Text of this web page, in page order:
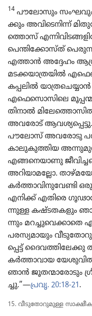
14 പൗലോ​സും സംഘവും
ക്കും അവി​ടെ​നിന്ന്‌
ത്തൊസ്‌
പെന്തി​ക്കോ​സ്‌ത്‌
എത്താൻ അദ്ദേഹം
മടക്കയാ​ത്ര​യിൽ
കപ്പലിൽ
എഫെ​സൊ​സി​ലെ
തി​നാൽ
അവരോട്‌
പൗലോസ്‌ അവരോ​ടു
കാലു​കു​ത്തിയ
എങ്ങനെ​യാ​ണു
അറിയാ​മ​ല്ലോ.
കർത്താ​വി​നു​വേണ്ടി
എനിക്ക്‌ എതിരെ
ന്നുള്ള കഷ്ടതക​ളും
ന്നും മറച്ചു​വെ​ക്കാ​തെ
പരസ്യ​മാ​യും വീടു​തോ​റും
പ്പെട്ട്‌ ദൈവ​ത്തി​ലേക്കു
കർത്താ​വായ യേശു​വിൽ
ഞാൻ ജൂതന്മാ​രോ​ടും
ച്ചു.”—പ്രവൃ. 20:18-21.
15. വീടു​തോ​റു​മുള്ള